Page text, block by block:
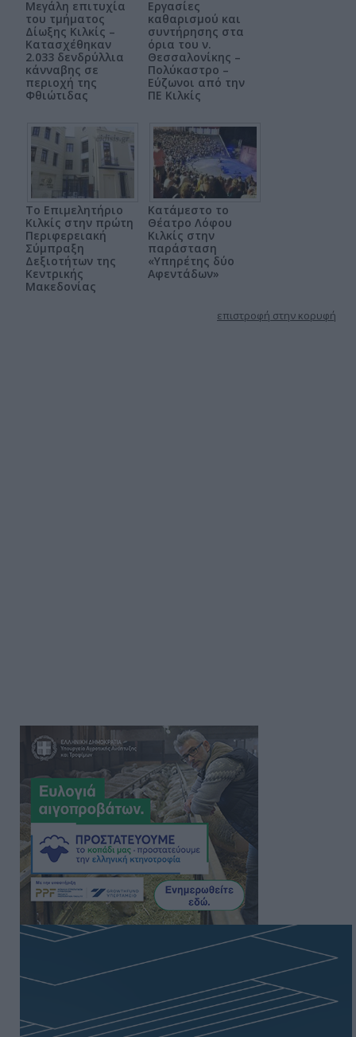
Μεγάλη επιτυχία
του τμήματος
Δίωξης Κιλκίς –
Κατασχέθηκαν
2.033 δενδρύλλια
κάνναβης σε
περιοχή της
Φθιώτιδας
Εργασίες
καθαρισμού και
συντήρησης στα
όρια του ν.
Θεσσαλονίκης –
Πολύκαστρο –
Εύζωνοι από την
ΠΕ Κιλκίς
Το Επιμελητήριο
Κιλκίς στην πρώτη
Περιφερειακή
Σύμπραξη
Δεξιοτήτων της
Κεντρικής
Μακεδονίας
Κατάμεστο το
Θέατρο Λόφου
Κιλκίς στην
παράσταση
«Υπηρέτης δύο
Αφεντάδων»
επιστροφή στην κορυφή